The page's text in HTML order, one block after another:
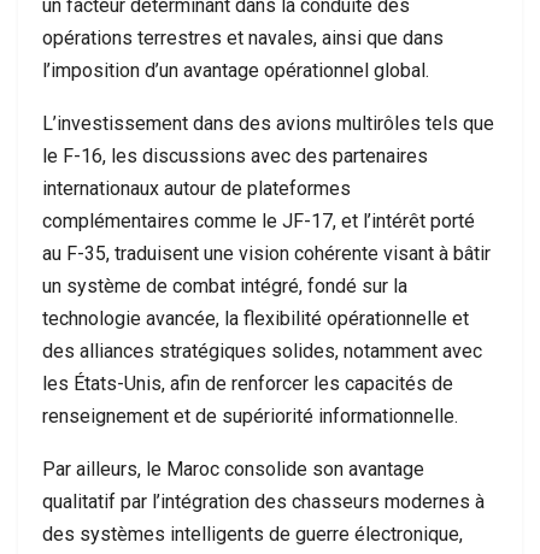
un facteur déterminant dans la conduite des
opérations terrestres et navales, ainsi que dans
l’imposition d’un avantage opérationnel global.
L’investissement dans des avions multirôles tels que
le F-16, les discussions avec des partenaires
internationaux autour de plateformes
complémentaires comme le JF-17, et l’intérêt porté
au F-35, traduisent une vision cohérente visant à bâtir
un système de combat intégré, fondé sur la
technologie avancée, la flexibilité opérationnelle et
des alliances stratégiques solides, notamment avec
les États-Unis, afin de renforcer les capacités de
renseignement et de supériorité informationnelle.
Par ailleurs, le Maroc consolide son avantage
qualitatif par l’intégration des chasseurs modernes à
des systèmes intelligents de guerre électronique,